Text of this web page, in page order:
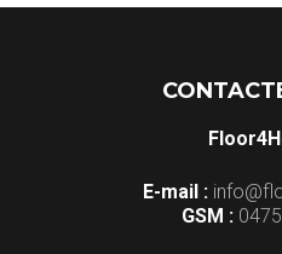
E-mail :
GSM :